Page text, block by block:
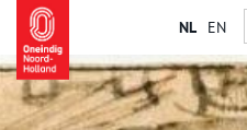
NL EN